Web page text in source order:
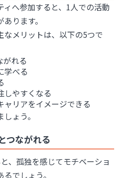
へ参加すると、1人での活動
ります。
メリットは、以下の5つで
がれる
学べる
しやすくなる
リアをイメージできる
ょう。
つながれる
、孤独を感じてモチベーショ
でしょう。